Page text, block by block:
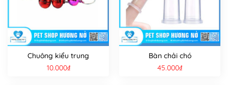
Chuông kiểu trung
10.000₫
Bàn chải chó
45.000₫